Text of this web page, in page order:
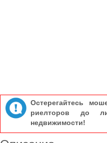
Остерегайтесь
риелторов до
недвижимости!